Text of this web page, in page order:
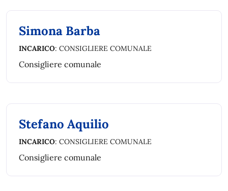
Simona Barba
INCARICO: CONSIGLIERE COMUNALE
Consigliere comunale
Stefano Aquilio
INCARICO: CONSIGLIERE COMUNALE
Consigliere comunale